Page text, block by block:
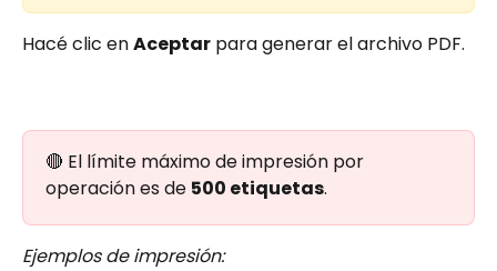
Hacé clic en Aceptar para generar el archivo PDF.
🔴 El límite máximo de impresión por
operación es de 500 etiquetas.
Ejemplos de impresión: